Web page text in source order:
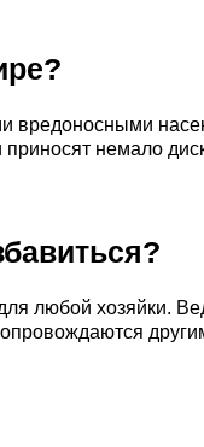
вредоносными
немало
любой хозяйки.